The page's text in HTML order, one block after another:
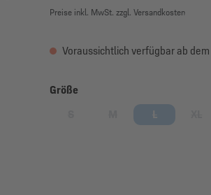
Preise inkl. MwSt. zzgl. Versandkosten
Voraussichtlich verfügbar ab
Größe
(Diese Option ist zurzeit nicht
(Diese Option ist zurzeit
L
(Diese